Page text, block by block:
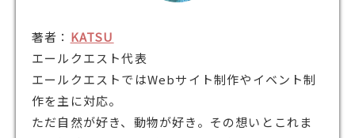
著者： KATSU
エールクエスト代表
エールクエストではWebサイト制作やイベント制
作を主に対応。
ただ自然が好き、動物が好き。その想いとこれま